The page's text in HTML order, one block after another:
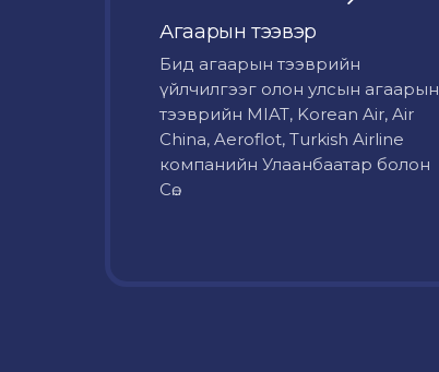
Агаарын тээвэр
Бид агаарын тээврийн
үйлчилгээг олон улсын агаарын
тээврийн MIAT, Korean Air, Air
China, Aeroflot, Turkish Airline
компанийн Улаанбаатар болон
Сө...